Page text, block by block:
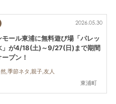
東浦町
2026.05.30
モール東浦に無料遊び場「パレッ
」が4/18(土)～9/27(日)まで期間
プン！
,季節ネタ,親子,友人